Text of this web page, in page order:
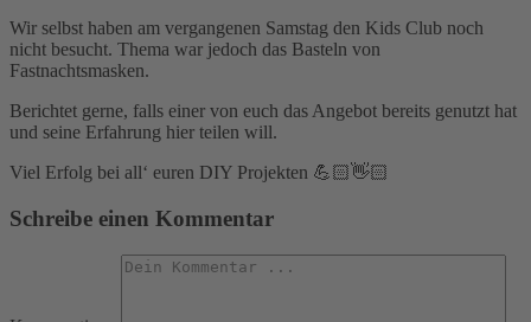
Wir selbst haben am vergangenen Samstag den Kids Club noch
nicht besucht. Thema war jedoch das Basteln von
Fastnachtsmasken.
Berichtet gerne, falls einer von euch das Angebot bereits genutzt hat
und seine Erfahrung hier teilen will.
Viel Erfolg bei all‘ euren DIY Projekten 💪🏻👋🏻
Schreibe einen Kommentar